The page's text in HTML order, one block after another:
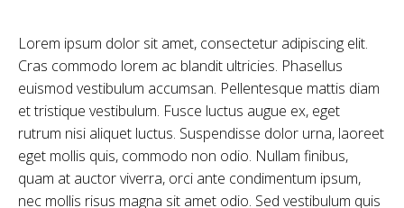
Lorem ipsum dolor sit amet, consectetur adipiscing elit.
Cras commodo lorem ac blandit ultricies. Phasellus
euismod vestibulum accumsan. Pellentesque mattis diam
et tristique vestibulum. Fusce luctus augue ex, eget
rutrum nisi aliquet luctus. Suspendisse dolor urna, laoreet
eget mollis quis, commodo non odio. Nullam finibus,
quam at auctor viverra, orci ante condimentum ipsum,
nec mollis risus magna sit amet odio. Sed vestibulum quis